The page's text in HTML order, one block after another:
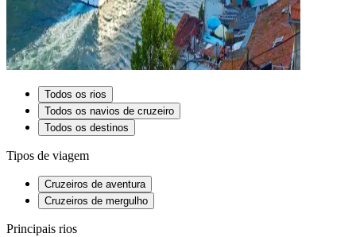
Todos os rios
Todos os navios de cruzeiro
Todos os destinos
Tipos de viagem
Cruzeiros de aventura
Cruzeiros de mergulho
Principais rios